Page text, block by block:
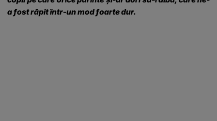
a fost răpit într-un mod foarte dur.